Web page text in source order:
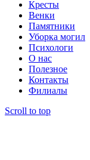
Кресты
Венки
Памятники
Уборка могил
Психологи
О нас
Полезное
Контакты
Филиалы
Scroll to top